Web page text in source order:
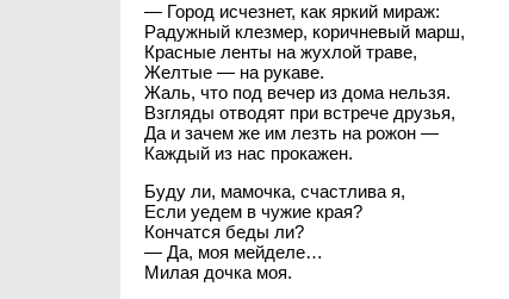
— Город исчезнет, как яркий мираж:
Радужный клезмер, коричневый марш,
Красные ленты на жухлой траве,
Желтые — на рукаве.
Жаль, что под вечер из дома нельзя.
Взгляды отводят при встрече друзья,
Да и зачем же им лезть на рожон —
Каждый из нас прокажен.
Буду ли, мамочка, счастлива я,
Если уедем в чужие края?
Кончатся беды ли?
— Да, моя мейделе…
Милая дочка моя.